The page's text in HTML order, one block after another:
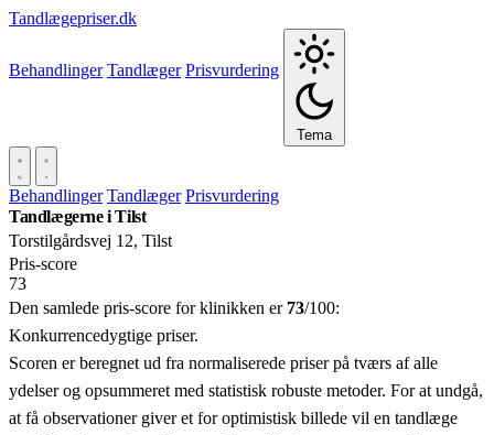
Tandlægepriser.dk
Behandlinger Tandlæger Prisvurdering
Tema
Behandlinger Tandlæger Prisvurdering
Tandlægerne i Tilst
Torstilgårdsvej 12, Tilst
Pris‑score
73
Den samlede pris-score for klinikken er 73/100:
Konkurrencedygtige priser.
Scoren er beregnet ud fra normaliserede priser på tværs af alle
ydelser og opsummeret med statistisk robuste metoder. For at undgå,
at få observationer giver et for optimistisk billede vil en tandlæge